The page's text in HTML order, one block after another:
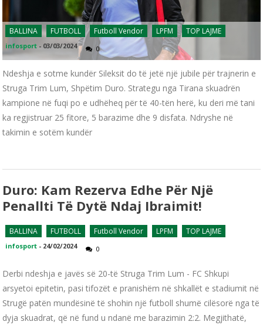
BALLINA FUTBOLL Futboll Vendor LPFM TOP LAJME
infosport - 03/03/2024 0
Ndeshja e sotme kundër Sileksit do të jetë një jubile për trajnerin e
Struga Trim Lum, Shpëtim Duro. Strategu nga Tirana skuadrën
kampione në fuqi po e udhëheq për të 40-tën herë, ku deri më tani
ka regjistruar 25 fitore, 5 barazime dhe 9 disfata. Ndryshe në
takimin e sotëm kundër
Duro: Kam Rezerva Edhe Për Një
Penallti Të Dytë Ndaj Ibraimit!
BALLINA FUTBOLL Futboll Vendor LPFM TOP LAJME
infosport - 24/02/2024 0
Derbi ndeshja e javës së 20-të Struga Trim Lum - FC Shkupi
arsyetoi epitetin, pasi tifozët e pranishëm në shkallët e stadiumit në
Strugë patën mundësinë të shohin një futboll shumë cilësorë nga të
dyja skuadrat, që në fund u ndanë me barazimin 2:2. Megjithatë,